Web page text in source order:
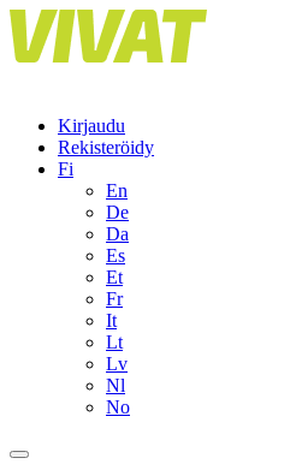
Skip
to
content
Kirjaudu
Rekisteröidy
Fi
En
De
Da
Es
Et
Fr
It
Lt
Lv
Nl
No